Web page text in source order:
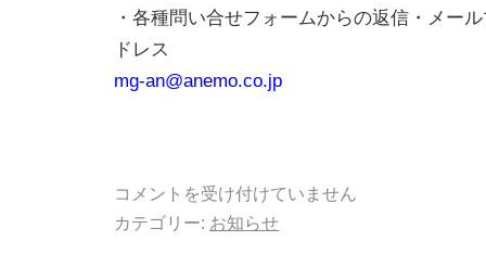
・各種問い合せフォームからの返信・メー
ドレス
mg-an@anemo.co.jp
コメントを受け付けていません
カテゴリー: お知らせ